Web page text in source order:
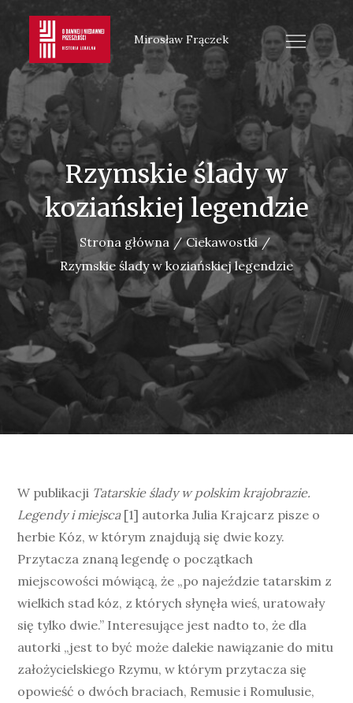
content
Mirosław Frączek
Rzymskie ślady w
koziańskiej legendzie
Strona główna
Ciekawostki
Rzymskie ślady w koziańskiej legendzie
W publikacji Tatarskie ślady w polskim krajobrazie.
Legendy i miejsca[1] autorka Julia Krajcarz pisze o
herbie Kóz, w którym znajdują się dwie kozy.
Przytacza znaną legendę o początkach
miejscowości mówiącą, że „po najeździe tatarskim z
wielkich stad kóz, z których słynęła wieś, uratowały
się tylko dwie.” Interesujące jest nadto to, że dla
autorki „jest to być może dalekie nawiązanie do mitu
założycielskiego Rzymu, w którym przytacza się
opowieść o dwóch braciach, Remusie i Romulusie,